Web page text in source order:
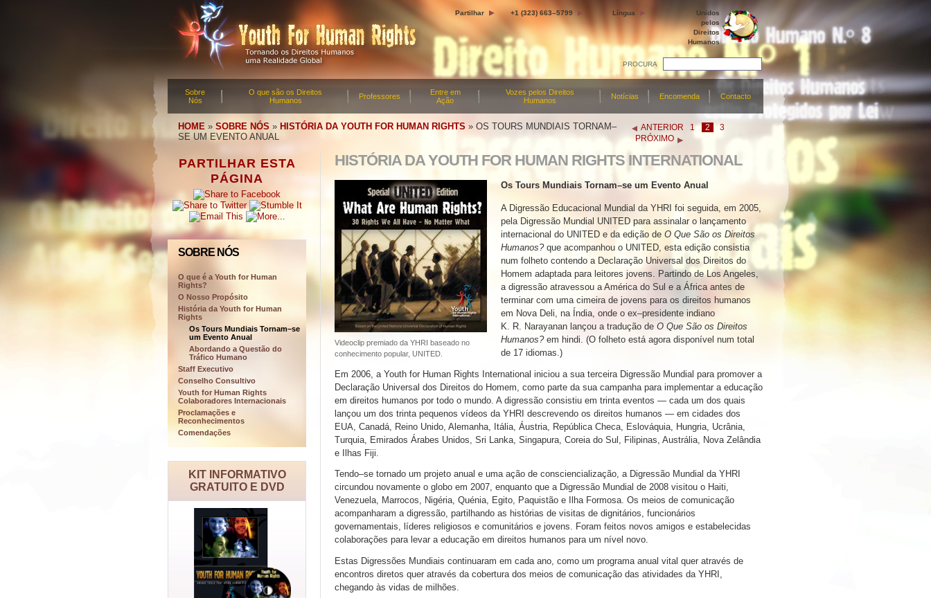
Partilhar +1 (323) 663–5799 Língua
Unidos
pelos
Direitos
Humanos
PROCURA
Sobre
Nós
O que são os Direitos
Humanos
Professores
Entre em
Ação
Vozes pelos Direitos
Humanos
Notícias Encomenda Contacto
HOME » SOBRE NÓS » HISTÓRIA DA YOUTH FOR HUMAN RIGHTS » OS TOURS MUNDIAIS TORNAM–
SE UM EVENTO ANUAL
ANTERIOR 1 2
3
PRÓXIMO
PARTILHAR ESTA
PÁGINA
SOBRE NÓS
O que é a Youth for Human
Rights?
O Nosso Propósito
História da Youth for Human
Rights
Os Tours Mundiais Tornam–se
um Evento Anual
Abordando a Questão do
Tráfico Humano
Staff Executivo
Conselho Consultivo
Youth for Human Rights
Colaboradores Internacionais
Proclamações e
Reconhecimentos
Comendações
KIT INFORMATIVO
GRATUITO E DVD
HISTÓRIA DA YOUTH FOR HUMAN RIGHTS INTERNATIONAL
Videoclip premiado da YHRI baseado no
conhecimento popular, UNITED.
Os Tours Mundiais Tornam–se um Evento Anual
A Digressão Educacional Mundial da YHRI foi seguida, em 2005,
pela Digressão Mundial UNITED para assinalar o lançamento
internacional do UNITED e da edição de O Que São os Direitos
Humanos?que acompanhou o UNITED, esta edição consistia
num folheto contendo a Declaração Universal dos Direitos do
Homem adaptada para leitores jovens. Partindo de Los Angeles,
a digressão atravessou a América do Sul e a África antes de
terminar com uma cimeira de jovens para os direitos humanos
em Nova Deli, na Índia, onde o ex–presidente indiano
K. R. Narayanan lançou a tradução de O Que São os Direitos
Humanos?em hindi. (O folheto está agora disponível num total
de 17 idiomas.)
Em 2006, a Youth for Human Rights International iniciou a sua terceira Digressão Mundial para promover a
Declaração Universal dos Direitos do Homem, como parte da sua campanha para implementar a educação
em direitos humanos por todo o mundo. A digressão consistiu em trinta eventos — cada um dos quais
lançou um dos trinta pequenos vídeos da YHRI descrevendo os direitos humanos — em cidades dos
EUA, Canadá, Reino Unido, Alemanha, Itália, Áustria, República Checa, Eslováquia, Hungria, Ucrânia,
Turquia, Emirados Árabes Unidos, Sri Lanka, Singapura, Coreia do Sul, Filipinas, Austrália, Nova Zelândia
e Ilhas Fiji.
Tendo–se tornado um projeto anual e uma ação de consciencialização, a Digressão Mundial da YHRI
circundou novamente o globo em 2007, enquanto que a Digressão Mundial de 2008 visitou o Haiti,
Venezuela, Marrocos, Nigéria, Quénia, Egito, Paquistão e Ilha Formosa. Os meios de comunicação
acompanharam a digressão, partilhando as histórias de visitas de dignitários, funcionários
governamentais, líderes religiosos e comunitários e jovens. Foram feitos novos amigos e estabelecidas
colaborações para levar a educação em direitos humanos para um nível novo.
Estas Digressões Mundiais continuaram em cada ano, como um programa anual vital quer através de
encontros diretos quer através da cobertura dos meios de comunicação das atividades da YHRI,
chegando às vidas de milhões.